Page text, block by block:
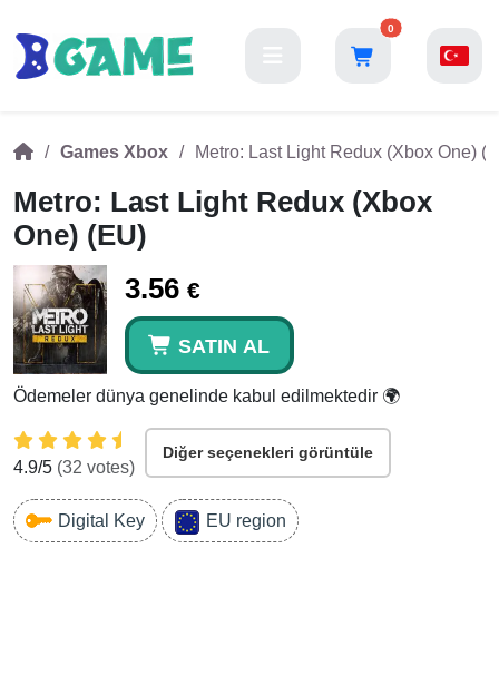
0
Games Xbox Metro: Last Light Redux (Xbox One)
Metro: Last Light Redux (Xbox
One) (EU)
3.56 €
SATIN AL
Ödemeler dünya genelinde kabul edilmektedir 🌍
4.9/5 (32 votes)
Diğer seçenekleri görüntüle
Digital Key EU region